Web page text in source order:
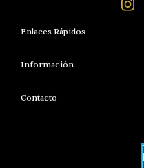
Enlaces Rápidos
Información
Contacto